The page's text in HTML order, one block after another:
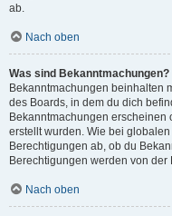
ab.
Nach oben
Was sind Bekanntmachungen?
Bekanntmachungen beinhalten
des Boards, in dem du dich
Bekanntmachungen erscheinen
erstellt wurden. Wie bei
Berechtigungen ab, ob du
Berechtigungen werden von
Nach oben